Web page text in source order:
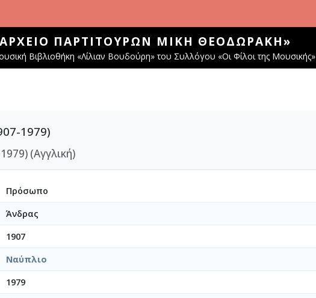
ΠΑΡΤΙΤΟΎΡΩΝ ΜΊΚΗ ΘΕΟΔΩΡΆΚΗ»
Βιβλιοθήκη «Λίλιαν Βουδούρη» του Συλλόγου «Οι Φίλοι της Μουσικής»
1979)
(Αγγλική)
Πρόσωπο
Άνδρας
1907
Ναύπλιο
1979